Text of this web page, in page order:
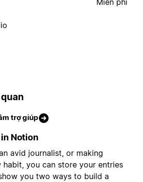
trợ giúp
Notion
avid journalist, or making
habit, you can store your entries
you two ways to build a